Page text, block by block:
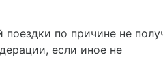
по причине не
если иное не